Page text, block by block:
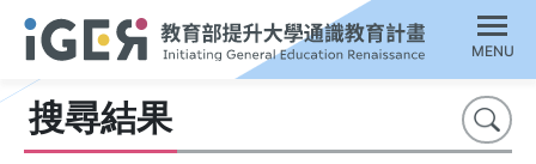
MENU
搜尋結果 搜尋